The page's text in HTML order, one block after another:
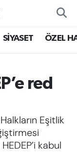
SİYASET ÖZEL
red
Eşitlik
kabul